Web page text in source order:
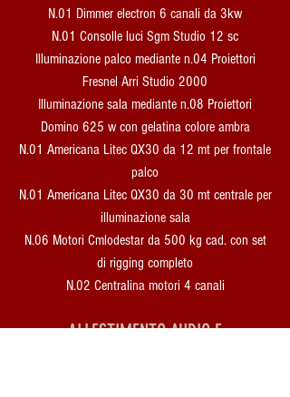
N.01 Dimmer electron 6 canali da 3kw
N.01 Consolle luci Sgm Studio 12 sc
Illuminazione palco mediante n.04 Proiettori
Fresnel Arri Studio 2000
Illuminazione sala mediante n.08 Proiettori
Domino 625 w con gelatina colore ambra
N.01 Americana Litec QX30 da 12 mt per frontale
palco
N.01 Americana Litec QX30 da 30 mt centrale per
illuminazione sala
N.06 Motori Cmlodestar da 500 kg cad. con set
di rigging completo
N.02 Centralina motori 4 canali
ALLESTIMENTO AUDIO E